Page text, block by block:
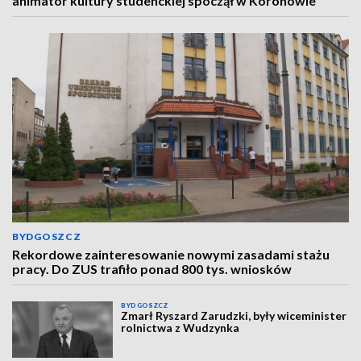
BYDGOSZCZ
Rekordowe zainteresowanie nowymi zasadami stażu
pracy. Do ZUS trafiło ponad 800 tys. wniosków
BYDGOSZCZ
Zmarł Ryszard Zarudzki, były wiceminister
rolnictwa z Wudzynka